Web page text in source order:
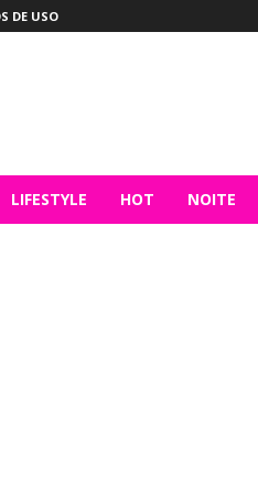
DE USO
LIFESTYLE HOT NOITE